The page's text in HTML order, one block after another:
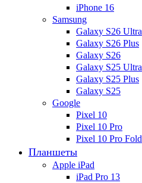
iPhone 16
Samsung
Galaxy S26 Ultra
Galaxy S26 Plus
Galaxy S26
Galaxy S25 Ultra
Galaxy S25 Plus
Galaxy S25
Google
Pixel 10
Pixel 10 Pro
Pixel 10 Pro Fold
Планшеты
Apple iPad
iPad Pro 13